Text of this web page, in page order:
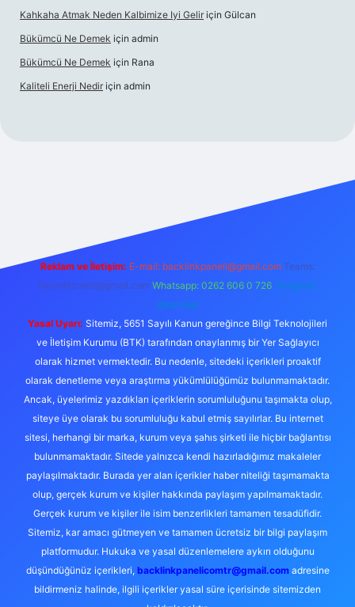
Kahkaha Atmak Neden Kalbimize Iyi Gelir için Gülcan
Bükümcü Ne Demek için admin
Bükümcü Ne Demek için Rana
Kaliteli Enerji Nedir için admin
Reklam ve İletişim: E-mail: backlinkpaneli@gmail.com Teams:
forumhizmeti@gmail.com Whatsapp: 0262 606 0 726 Telegram:
@karabul
Yasal Uyarı: Sitemiz, 5651 Sayılı Kanun gereğince Bilgi Teknolojileri
ve İletişim Kurumu (BTK) tarafından onaylanmış bir Yer Sağlayıcı
olarak hizmet vermektedir. Bu nedenle, sitedeki içerikleri proaktif
olarak denetleme veya araştırma yükümlülüğümüz bulunmamaktadır.
Ancak, üyelerimiz yazdıkları içeriklerin sorumluluğunu taşımakta olup,
siteye üye olarak bu sorumluluğu kabul etmiş sayılırlar. Bu internet
sitesi, herhangi bir marka, kurum veya şahıs şirketi ile hiçbir bağlantısı
bulunmamaktadır. Sitede yalnızca kendi hazırladığımız makaleler
paylaşılmaktadır. Burada yer alan içerikler haber niteliği taşımamakta
olup, gerçek kurum ve kişiler hakkında paylaşım yapılmamaktadır.
Gerçek kurum ve kişiler ile isim benzerlikleri tamamen tesadüfidir.
Sitemiz, kar amacı gütmeyen ve tamamen ücretsiz bir bilgi paylaşım
platformudur. Hukuka ve yasal düzenlemelere aykırı olduğunu
düşündüğünüz içerikleri, backlinkpanelicomtr@gmail.comadresine
bildirmeniz halinde, ilgili içerikler yasal süre içerisinde sitemizden